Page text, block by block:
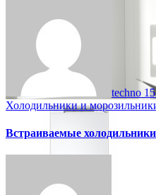
techno
Холодильники и
Встраиваемые